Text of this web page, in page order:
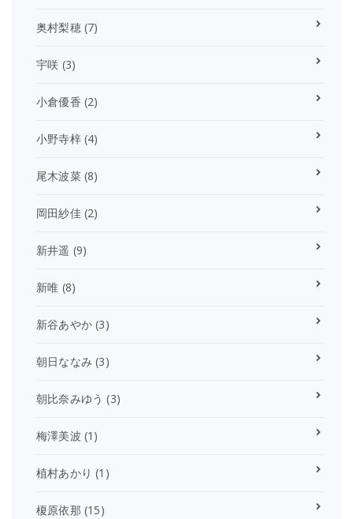
奥村梨穂(7)
宇咲 (3)
小倉優香 (2)
小野寺梓(4)
尾木波菜(8)
岡田紗佳(2)
新井遥 (9)
新唯 (8)
新谷あやか (3)
朝日ななみ (3)
朝比奈みゆう (3)
梅澤美波 (1)
植村あかり (1)
榎原依那 (15)